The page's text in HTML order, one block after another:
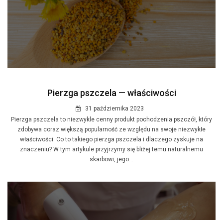
Pierzga pszczela — właściwości
31 października 2023
Pierzga pszczela to niezwykle cenny produkt pochodzenia pszczół, który
zdobywa coraz większą popularność ze względu na swoje niezwykłe
właściwości. Co to takiego pierzga pszczela i dlaczego zyskuje na
znaczeniu? W tym artykule przyjrzymy się bliżej temu naturalnemu
skarbowi, jego...